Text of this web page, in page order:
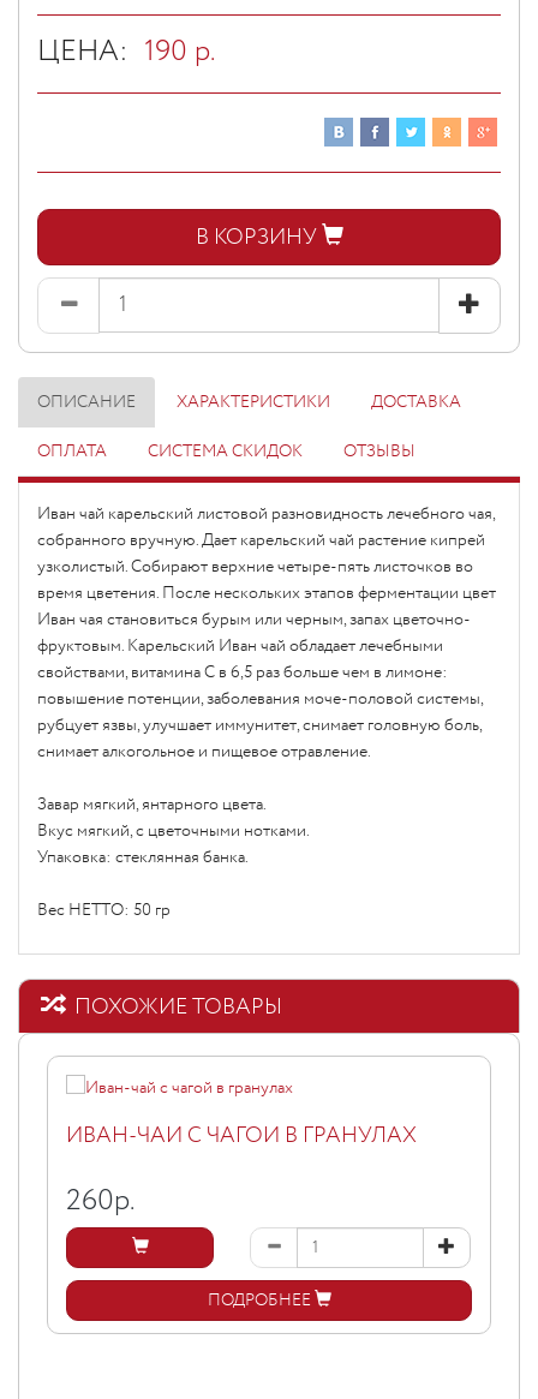
ЦЕНА: 190 р.
В КОРЗИНУ
ОПИСАНИЕ ХАРАКТЕРИСТИКИ ДОСТАВКА
ОПЛАТА СИСТЕМА СКИДОК ОТЗЫВЫ
Иван чай карельский листовой разновидность лечебного чая,
собранного вручную. Дает карельский чай растение кипрей
узколистый. Собирают верхние четыре-пять листочков во
время цветения. После нескольких этапов ферментации цвет
Иван чая становиться бурым или черным, запах цветочно-
фруктовым. Карельский Иван чай обладает лечебными
свойствами, витамина С в 6,5 раз больше чем в лимоне:
повышение потенции, заболевания моче-половой системы,
рубцует язвы, улучшает иммунитет, снимает головную боль,
снимает алкогольное и пищевое отравление.
Завар мягкий, янтарного цвета.
Вкус мягкий, с цветочными нотками.
Упаковка: стеклянная банка.
Вес НЕТТО: 50 гр
ПОХОЖИЕ ТОВАРЫ
ИВАН-ЧАЙ С ЧАГОЙ В ГРАНУЛАХ
260р.
ПОДРОБНЕЕ